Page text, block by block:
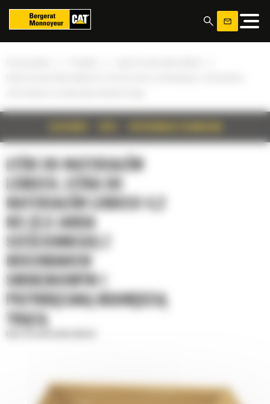
ŁYŻKI DO MATERIAŁÓW
LEKKICH, ŁYŻKA DO
MATERIAŁÓW LEKKICH 4,2
M3 (5,5 JARDA
SZEŚCIENNEGO) Z
MOCOWANIEM
SWORZNIOWYM I
PRZYKRĘCANĄ KRAWĘDZIĄ
TNĄCĄ
Panel zarządzania plikami cookies